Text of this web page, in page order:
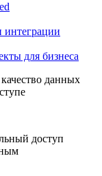
интеграции
для бизнеса
данных
доступ